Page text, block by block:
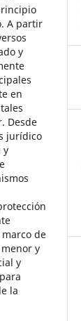
A partir
y
en
Desde
jurídico
y
de
y
y
la